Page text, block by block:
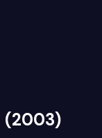
(2003)